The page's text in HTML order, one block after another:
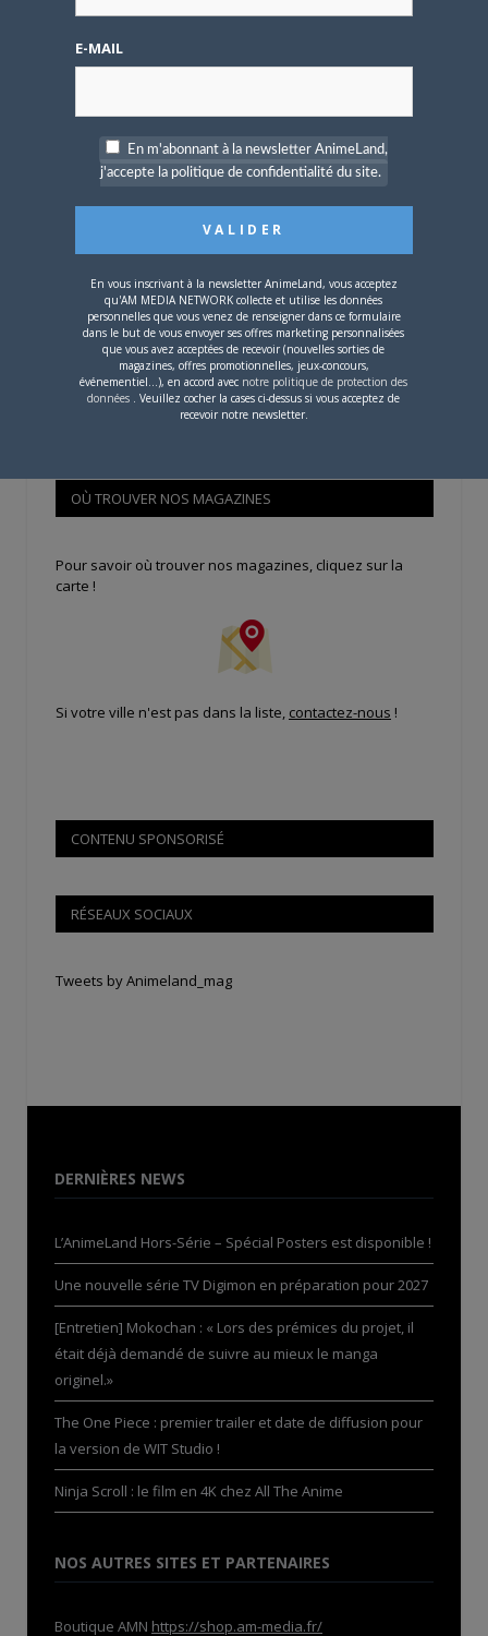
Se souvenir de moi
Créer un
compte
Mot de passe oublié ?
OÙ TROUVER NOS MAGAZINES
Pour savoir où trouver nos magazines, cliquez sur la
carte !
Si votre ville n'est pas dans la liste, contactez-nous !
CONTENU SPONSORISÉ
RÉSEAUX SOCIAUX
Tweets by Animeland_mag
DERNIÈRES NEWS
L’AnimeLand Hors-Série – Spécial Posters est disponible !
Une nouvelle série TV Digimon en préparation pour 2027
[Entretien] Mokochan : « Lors des prémices du projet, il
était déjà demandé de suivre au mieux le manga
originel.»
The One Piece : premier trailer et date de diffusion pour
la version de WIT Studio !
Ninja Scroll : le film en 4K chez All The Anime
NOS AUTRES SITES ET PARTENAIRES
Boutique AMN https://shop.am-media.fr/
E-MAIL
En m'abonnant à la newsletter AnimeLand,
j'accepte la politique de confidentialité du site.
En vous inscrivant à la newsletter AnimeLand, vous acceptez
qu'AM MEDIA NETWORK collecte et utilise les données
personnelles que vous venez de renseigner dans ce formulaire
dans le but de vous envoyer ses offres marketing personnalisées
que vous avez acceptées de recevoir (nouvelles sorties de
magazines, offres promotionnelles, jeux-concours,
événementiel...), en accord avec notre politique de protection des
données . Veuillez cocher la cases ci-dessus si vous acceptez de
recevoir notre newsletter.